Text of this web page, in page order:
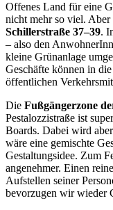
Offenes Land für eine
nicht mehr so viel.
Schillerstraße 37–39.
– also den
kleine Grünanlage
Geschäfte können in
öffentlichen
Die Fußgängerzone
Pestalozzistraße ist
Boards. Dabei wird
wäre eine gemischte
Gestaltungsidee. Zum
angenehmer. Einen
Aufstellen seiner
bevorzugen wir wieder